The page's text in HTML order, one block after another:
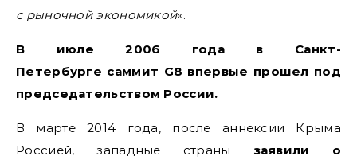
с рыночной экономикой«.
В июле 2006 года в Санкт-
Петербурге саммит G8 впервые прошел под
председательством России.
В марте 2014 года, после аннексии Крыма
Россией, западные страны заявили о